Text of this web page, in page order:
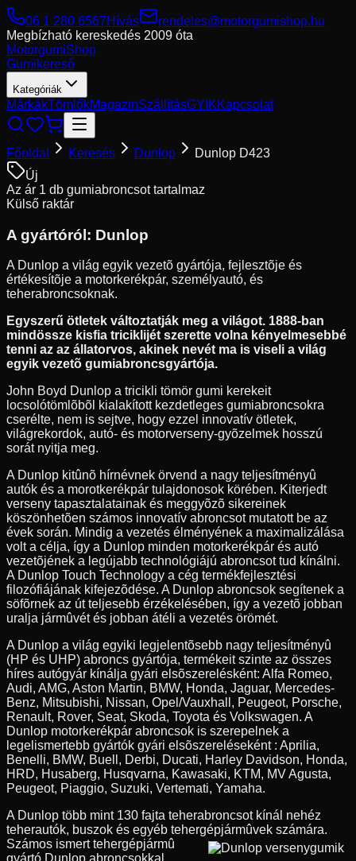
06 1 280 6567Hívás
rendeles@motorgumishop.hu
Megbízható kereskedés 2009 óta
MotorgumiShop
Gumikereső
Kategóriák
MárkákTömlőkMagazinSzállításGYIKKapcsolat
Főoldal Keresés Dunlop
Dunlop D423
Új
Az ár 1 db gumiabroncsot tartalmaz
Külső raktár
A gyártóról: Dunlop
A Dunlop a világ egyik vezetõ gyártója, fejlesztõje és
értékesítõje a motorkerékpár, személyautó, és
teherabroncsoknak.
Egyszerű ötletek változtatják meg a világot. 1888-ban
mindössze kisfia triciklijét szerette volna kényelmesebbé
tenni az az állatorvos, akinek nevét ma is viseli a világ
egyik vezetõ gumiabroncsgyártója.
John Boyd Dunlop a tricikli tömör gumi kerekeit
locsolótömlõbõl kialakított kezdetleges gumiabroncsokra
cserélte, nem is sejtve, hogy ezzel innovatív ötletek,
világrekordok, autó- és motorverseny-gyõzelmek hosszú
sorát nyitja meg.
A Dunlop kitûnõ hírnévnek örvend a nagy teljesítményû
autók és a morotkerékpár tulajdonosok körében. Kiterjedt
verseny tapasztalatainak és meggyõzõ sikereinek
köszönhetõen számos innovatív abroncsot mutatott be az
évek során. Mindig a vezetés élményének a maximalizálása
volt a célja, így a Dunlop minden motorkerékpár és autó
vezetõjének a legújabb technológiájú abroncsot tud kínálni.
A Dunlop Touch Technology a cég termékfejlesztési
filozófiájának kifejezõdése. A Dunlop abroncsok segítenek a
söfõrnek az út teljesebb érzékelésében, így a vezetõ jobban
uralja jármûvét és jobban átéli a vezetés örömét.
A Dunlop a világ egyiki legjelentõsebb nagy teljesítményû
(HP és UHP) abroncs gyártója, termékeit szinte az összes
híres autógyár kínálja gyári elsõszerelésként: Alfa Romeo,
Audi, AMG, Aston Martin, BMW, Honda, Jaguar, Mercedes-
Benz, Mitsubishi, Nissan, Opel/Vauxhall, Peugeot, Porsche,
Renault, Rover, Seat, Skoda, Toyota és Volkswagen. A
Dunlop motorkerékpár abroncsok is szerepelnek a
legelismertebb gyártók gyári elsõszereléseként : Aprilia,
Benelli, BMW, Buell, Derbi, Ducati, Harley Davidson, Honda,
HRD, Husaberg, Husqvarna, Kawasaki, KTM, MV Agusta,
Peugeot, Piaggio, Suzuki, Vertemati, Yamaha.
A Dunlop több mint 130 fajta teherabroncsot kínál nehéz
teherautók, buszok és egyéb tehergépjármûvek számára.
Számos ismert tehergépjármû